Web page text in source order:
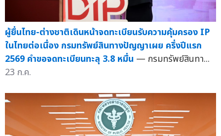
ผู้ยื่นไทย-ต่างชาติเดินหน้าจดทะเบียนรับความคุ้มครอง IP
ในไทยต่อเนื่อง กรมทรัพย์สินทางปัญญาเผย ครึ่งปีแรก
2569 คำขอจดทะเบียนทะลุ 3.8 หมื่น — กรมทรัพย์สินทา...
23 ก.ค.